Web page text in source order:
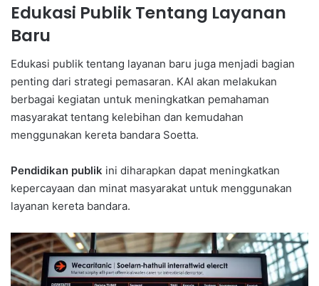
Edukasi Publik Tentang Layanan
Baru
Edukasi publik tentang layanan baru juga menjadi bagian
penting dari strategi pemasaran. KAI akan melakukan
berbagai kegiatan untuk meningkatkan pemahaman
masyarakat tentang kelebihan dan kemudahan
menggunakan kereta bandara Soetta.
Pendidikan publik ini diharapkan dapat meningkatkan
kepercayaan dan minat masyarakat untuk menggunakan
layanan kereta bandara.